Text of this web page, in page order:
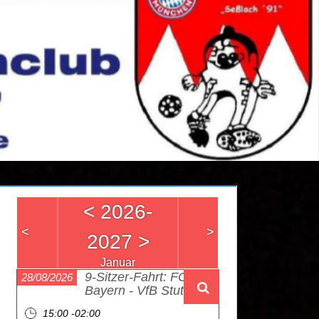
<
< 2026-
2027 >
Januar
>
28/08/2026
9-Sitzer-Fahrt: FC
Bayern - VfB Stuttgart
15:00 -02:00